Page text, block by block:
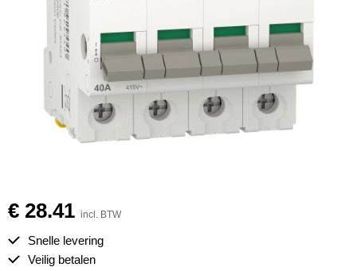
€ 28.41 incl. BTW
Snelle levering
Veilig betalen